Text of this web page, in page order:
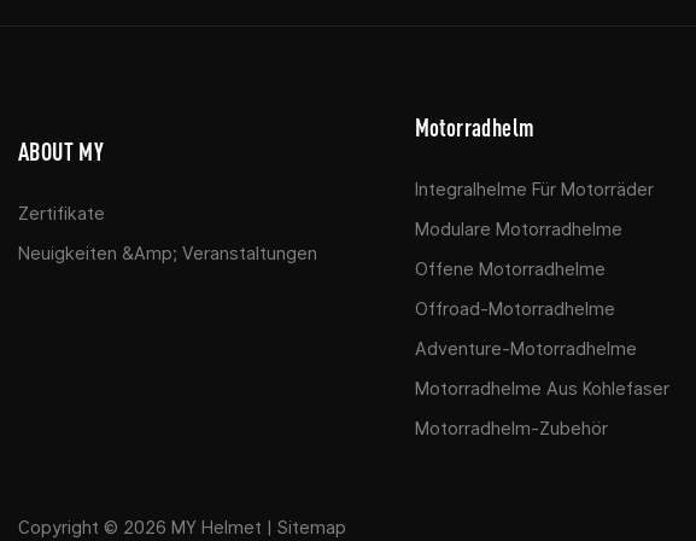
ABOUT MY
Zertifikate
Neuigkeiten &amp; Veranstaltungen
Motorradhelm
Integralhelme Für Motorräder
Modulare Motorradhelme
Offene Motorradhelme
Offroad-Motorradhelme
Adventure-Motorradhelme
Motorradhelme Aus Kohlefaser
Motorradhelm-Zubehör
Copyright © 2026 MY Helmet | Sitemap